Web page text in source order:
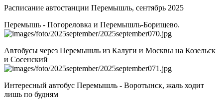
Расписание автостанции Перемышль, сентябрь 2025
Перемышь - Погореловка и Перемышль-Борищево.
Автобусы через Перемышль из Калуги и Москвы на Козельск
и Сосенский
Интересный автобус Перемышль - Воротынск, жаль ходит
лишь по будням